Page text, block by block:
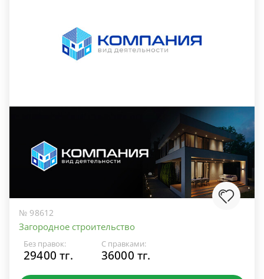
№ 98612
Загородное строительство
Без правок:
29400 тг.
С правками:
36000 тг.